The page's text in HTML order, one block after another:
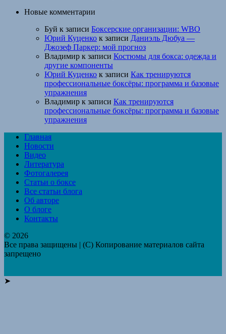
Новые комментарии
Буй к записи Боксерские организации: WBO
Юрий Куценко к записи Даниэль Дюбуа —
Джозеф Паркер: мой прогноз
Владимир к записи Костюмы для бокса: одежда и
другие компоненты
Юрий Куценко к записи Как тренируются
профессиональные боксёры: программа и базовые
упражнения
Владимир к записи Как тренируются
профессиональные боксёры: программа и базовые
упражнения
Главная
Новости
Видео
Литература
Фотогалерея
Статьи о боксе
Все статьи блога
Об авторе
О блоге
Контакты
© 2026
Все права защищены | (C) Копирование материалов сайта
запрещено
➤